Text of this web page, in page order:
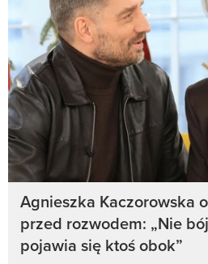
Agnieszka Kaczorowska
przed rozwodem: „Nie
pojawia się ktoś obok”